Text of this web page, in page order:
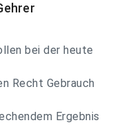
bei der heute
Recht Gebrauch
Ergebnis